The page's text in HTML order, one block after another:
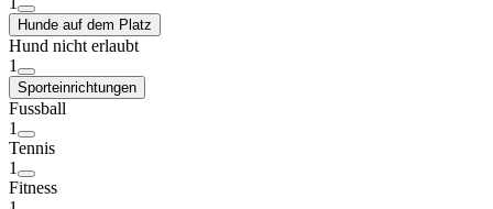
Hunde auf dem Platz
Hund nicht erlaubt
1
Sporteinrichtungen
Fussball
1
Tennis
1
Fitness